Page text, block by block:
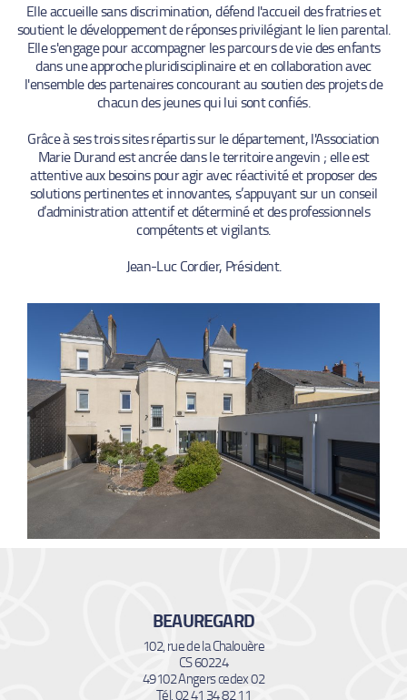
Elle accueille sans discrimination, défend l'accueil des fratries et
soutient le développement de réponses privilégiant le lien parental.
Elle s'engage pour accompagner les parcours de vie des enfants
dans une approche pluridisciplinaire et en collaboration avec
l'ensemble des partenaires concourant au soutien des projets de
chacun des jeunes qui lui sont confiés.
Grâce à ses trois sites répartis sur le département, l'Association
Marie Durand est ancrée dans le territoire angevin ; elle est
attentive aux besoins pour agir avec réactivité et proposer des
solutions pertinentes et innovantes, s’appuyant sur un conseil
d’administration attentif et déterminé et des professionnels
compétents et vigilants.
Jean-Luc Cordier, Président.
BEAUREGARD
102, rue de la Chalouère
CS 60224
49102 Angers cedex 02
Tél. 02 41 34 82 11